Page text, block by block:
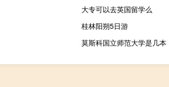
大专可以去英国留学么
桂林阳朔5日游
莫斯科国立师范大学是几本